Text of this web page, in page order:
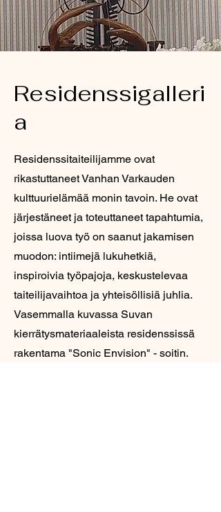
Residenssigalleri
a
Residenssitaiteilijamme ovat
rikastuttaneet Vanhan Varkauden
kulttuurielämää monin tavoin. He ovat
järjestäneet ja toteuttaneet tapahtumia,
joissa luova työ on saanut jakamisen
muodon: intiimejä lukuhetkiä,
inspiroivia työpajoja, keskustelevaa
taiteilijavaihtoa ja yhteisöllisiä juhlia.
Vasemmalla kuvassa Suvan
kierrätysmateriaaleista residenssissä
rakentama "Sonic Envision" - soitin.